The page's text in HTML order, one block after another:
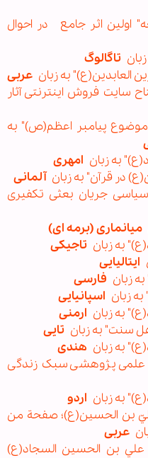
اثر جامع در احوال
تاگالوگ
العابدین(ع)" به زبان عربی
و افتتاح سایت فروش اینترنتی آثار
پيامبر اعظم(ص)" به
به زبان امهری
در قرآن" به زبان آلمانی
جریان بعثی تکفیری
میانماری (برمه ای)
به زبان تاجیکی
ايتاليایی
زبان فارسی
زبان اسپانیایی
به زبان ارمنی
سنت" به زبان تایی
به زبان هندی
علمی پژوهشی سبک زندگی
به زبان اردو
عليّ بن الحسين(ع)؛ صفحة من
عربی
علي بن الحسين السجاد(ع)